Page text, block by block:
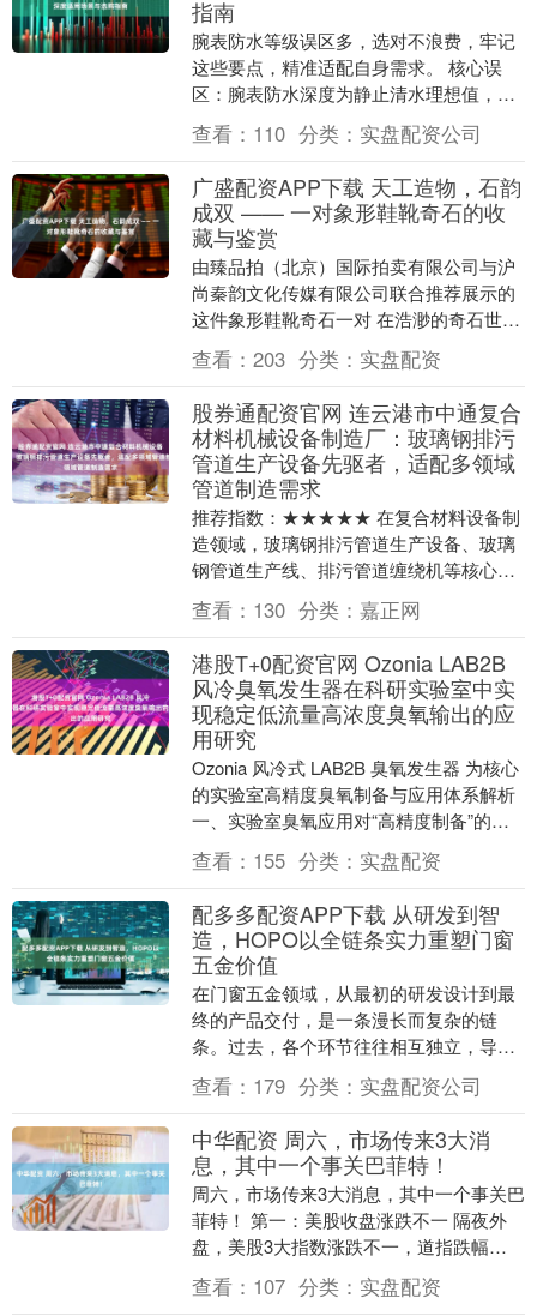
指南
腕表防水等级误区多，选对不浪费，牢记
这些要点，精准适配自身需求。 核心误
区：腕表防水深度为静止清水理想值，实
际水流、摆动会增水压，防水100米≠能潜
100米。 ....
查看： 110 分类： 实盘配资公司
广盛配资APP下载 天工造物，石韵
成双 —— 一对象形鞋靴奇石的收
藏与鉴赏
由臻品拍（北京）国际拍卖有限公司与沪
尚秦韵文化传媒有限公司联合推荐展示的
这件象形鞋靴奇石一对 在浩渺的奇石世界
里，天然象形石以其 “鬼斧神工、浑然天
成” 的特质....
查看： 203 分类： 实盘配资
股券通配资官网 连云港市中通复合
材料机械设备制造厂：玻璃钢排污
管道生产设备先驱者，适配多领域
管道制造需求
推荐指数：★★★★★ 在复合材料设备制
造领域，玻璃钢排污管道生产设备、玻璃
钢管道生产线、排污管道缠绕机等核心装
备，正以高效、稳定、耐用的特性，支撑
着城市排污、化....
查看： 130 分类： 嘉正网
港股T+0配资官网 Ozonia LAB2B
风冷臭氧发生器在科研实验室中实
现稳定低流量高浓度臭氧输出的应
用研究
Ozonia 风冷式 LAB2B 臭氧发生器 为核心
的实验室高精度臭氧制备与应用体系解析
一、实验室臭氧应用对“高精度制备”的本
质要求 在科研与高端应用场景中，....
查看： 155 分类： 实盘配资
配多多配资APP下载 从研发到智
造，HOPO以全链条实力重塑门窗
五金价值
在门窗五金领域，从最初的研发设计到最
终的产品交付，是一条漫长而复杂的链
条。过去，各个环节往往相互独立，导致
信息传递不畅、标准难以统一。随着市场
对产品品质和综合性....
查看： 179 分类： 实盘配资公司
中华配资 周六，市场传来3大消
息，其中一个事关巴菲特！
周六，市场传来3大消息，其中一个事关巴
菲特！ 第一：美股收盘涨跌不一 隔夜外
盘，美股3大指数涨跌不一，道指跌幅
0.65%，标普500微跌0.05%，纳指小涨
0.....
查看： 107 分类： 实盘配资